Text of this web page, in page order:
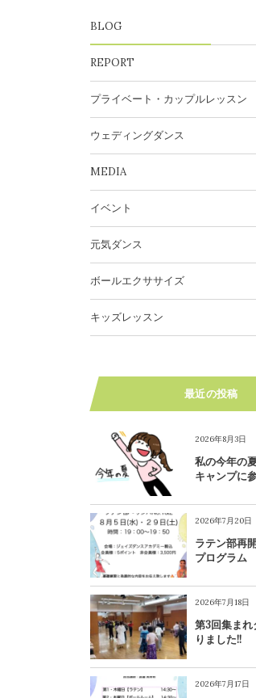
BLOG
REPORT
プライベート・カップルレッスン
ウェディングダンス
MEDIA
イベント
元気ダンス
ボールエクササイズ
キッズレッスン
最近の投稿
2026年8月3日
私の今年の
キャンプに
2026年7月20日
ラテン部再
プログラム
2026年7月18日
第3回集ま
りました!!
2026年7月17日